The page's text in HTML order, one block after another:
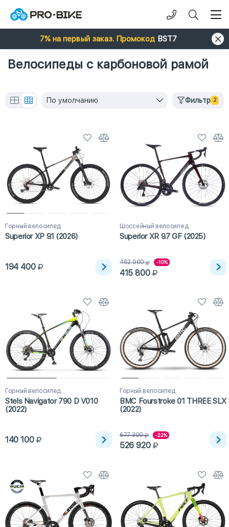
7% на первый заказ. Промокод BST7
Велосипеды с карбоновой рамой
По умолчанию Фильтр 2
Горный велосипед
Superior XP 9.1 (2026)
194 400
Шоссейный велосипед
Superior XR 9.7 GF (2025)
462 000 -10%
415 800
Горный велосипед
Stels Navigator 790 D V010
(2022)
140 100
Горный велосипед
BMC Fourstroke 01 THREE SLX
(2022)
677 300 -22%
526 920